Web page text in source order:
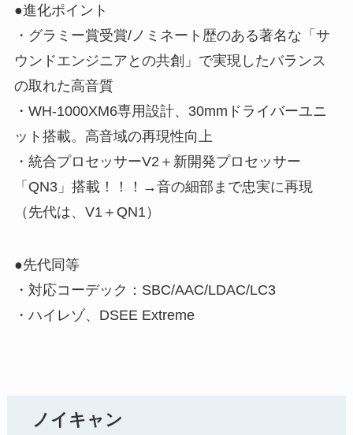
●進化ポイント
・グラミー賞受賞/ノミネート歴のある著名な「サ
ウンドエンジニアとの共創」で実現したバランス
の取れた高音質
・WH-1000XM6専用設計、30mmドライバーユニ
ット搭載。高音域の再現性向上
・統合プロセッサーV2＋新開発プロセッサー
「QN3」搭載！！！→音の細部まで忠実に再現
（先代は、V1＋QN1）
●先代同等
・対応コーデック：SBC/AAC/LDAC/LC3
・ハイレゾ、DSEE Extreme
ノイキャン